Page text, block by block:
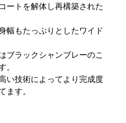
ートを解体し再構築された
幅もたっぷりとしたワイド
ブラックシャンブレーのこ
。
い技術によってより完成度
ます。